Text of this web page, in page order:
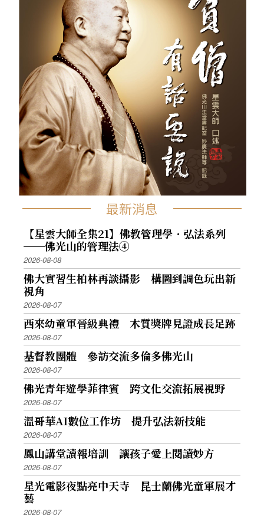
最新消息
【星雲大師全集21】佛教管理學．弘法系列
──佛光山的管理法④
2026-08-08
佛大實習生柏林再談攝影 構圖到調色玩出新
視角
2026-08-07
西來幼童軍晉級典禮 木質獎牌見證成長足跡
2026-08-07
基督教團體 參訪交流多倫多佛光山
2026-08-07
佛光青年遊學菲律賓 跨文化交流拓展視野
2026-08-07
溫哥華AI數位工作坊 提升弘法新技能
2026-08-07
鳳山講堂讀報培訓 讓孩子愛上閱讀妙方
2026-08-07
星光電影夜點亮中天寺 昆士蘭佛光童軍展才
藝
2026-08-07